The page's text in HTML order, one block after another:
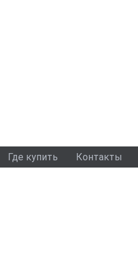
Где купить Контакты